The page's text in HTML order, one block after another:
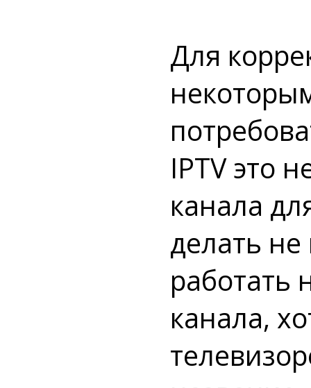
Для
IPTV это
канала
делать
работать
канала,